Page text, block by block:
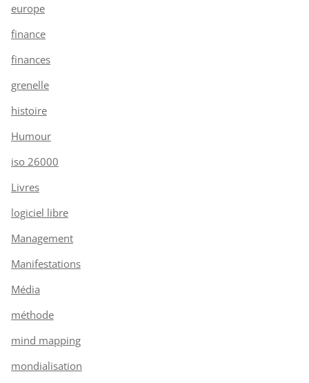
europe
finance
finances
grenelle
histoire
Humour
iso 26000
Livres
logiciel libre
Management
Manifestations
Média
méthode
mind mapping
mondialisation